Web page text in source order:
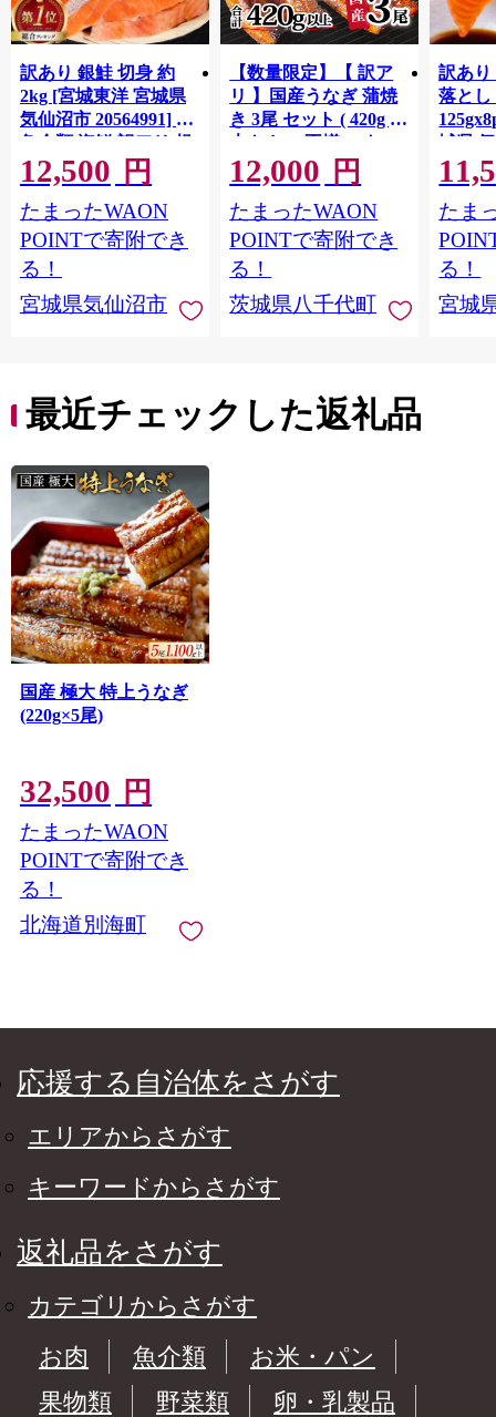
訳あり 銀鮭 切身 約
2kg [宮城東洋 宮城県
気仙沼市 20564991] 鮭
魚介類 海鮮 訳アリ 規
格外 不揃い さけ サケ
鮭切身 シャケ 切り身
冷凍 家庭用 おかず 弁
当 支援 サーモン 銀鮭
切り身 魚 わけあり
12,500 円
たまったWAON
POINTで寄附でき
る！
宮城県気仙沼市
【数量限定】【 訳ア
リ 】国産うなぎ 蒲焼
き 3尾 セット ( 420g )
大きさ の不揃い タ
レ・山椒付き ウナギ
鰻 ふぞろい 不揃い う
な重 ひつまぶし 人気
茨城 八千代町 ふるさ
と納税 冷凍 [SF951ya]
12,000 円
たまったWAON
POINTで寄附でき
る！
茨城県八千代町
訳あり
落とし
城県
お刺し
生 生
鮭 銀
介
たま
る！
宮城
最近チェックした返礼品
国産 極大 特上うなぎ
(220g×5尾)
32,500 円
たまったWAON
POINTで寄附でき
る！
北海道別海町
応援する自治体をさがす
エリアからさがす
キーワードからさがす
返礼品をさがす
カテゴリからさがす
お肉
魚介類
お米・パン
果物類
野菜類
卵・乳製品